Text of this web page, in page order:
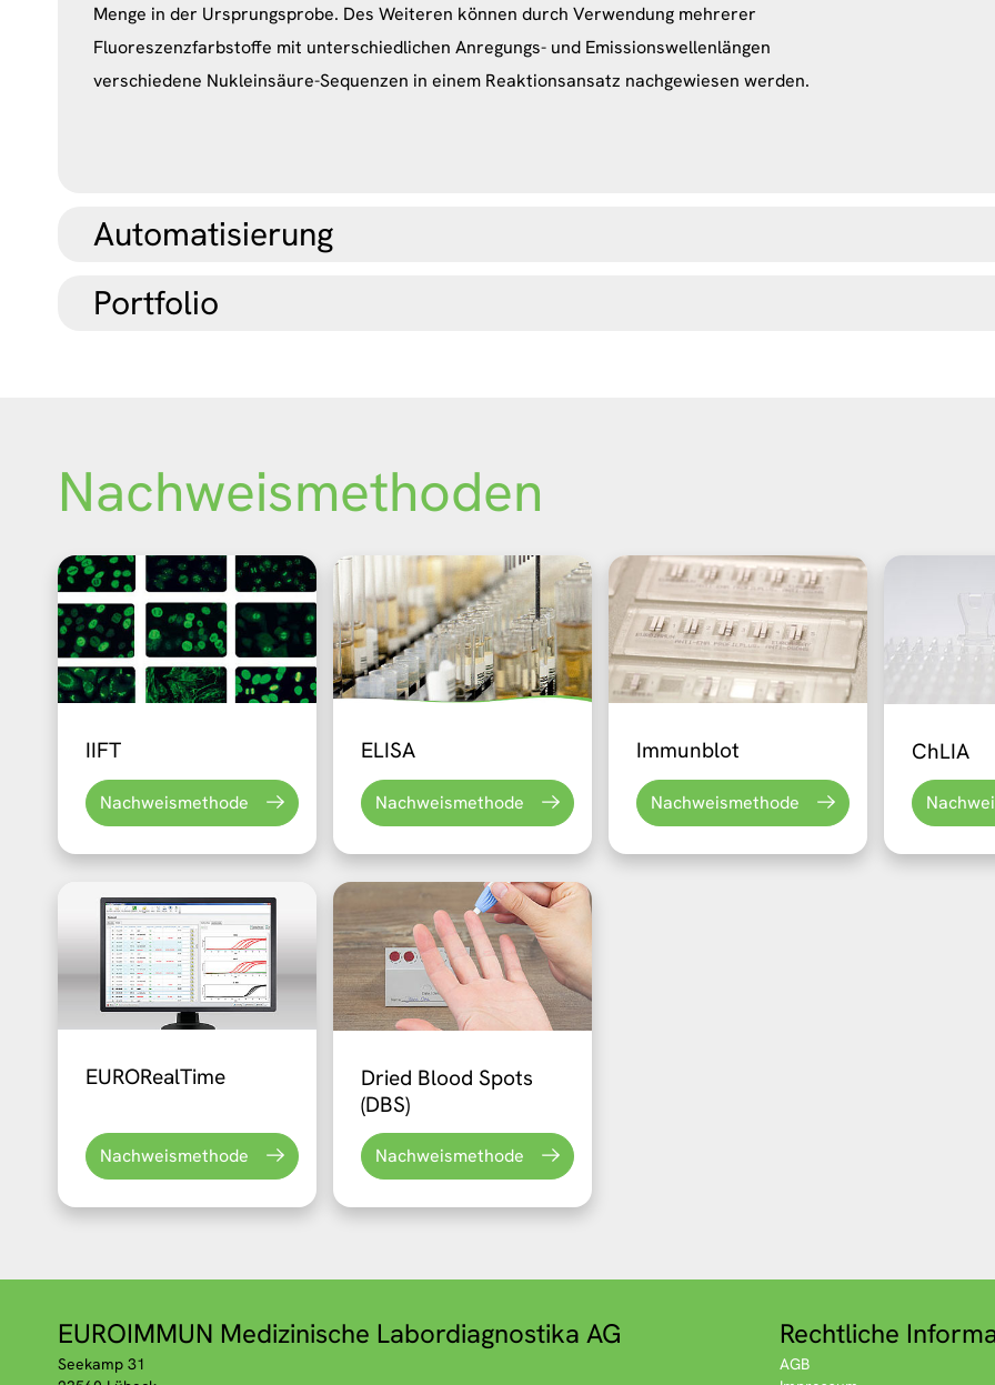
Menge in der Ursprungsprobe. Des Weiteren können durch Verwendung mehrerer
Fluoreszenzfarbstoffe mit unterschiedlichen Anregungs- und Emissionswellenlängen
verschiedene Nukleinsäure-Sequenzen in einem Reaktionsansatz nachgewiesen werden.
Automatisierung
Portfolio
Nachweismethoden
IIFT
Nachweismethode
ELISA
Nachweismethode
Immunblot
Nachweismethode
ChLIA
EURORealTime
Nachweismethode
Dried Blood Spots
(DBS)
Nachweismethode
EUROIMMUN Medizinische Labordiagnostika AG
Seekamp 31
Rechtliche
AGB